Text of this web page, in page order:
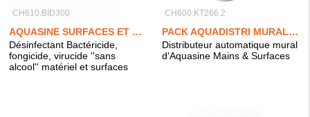
CH610.BID300
AQUASINE SURFACES ET MATÉRIEL
Désinfectant Bactéricide,
fongicide, virucide ''sans
alcool'' matériel et surfaces
CH600.KT266.2
PACK AQUADISTRI MURAL + AQUASINE MAINS & SURFACES 2L
Distributeur automatique mural
d'Aquasine Mains & Surfaces